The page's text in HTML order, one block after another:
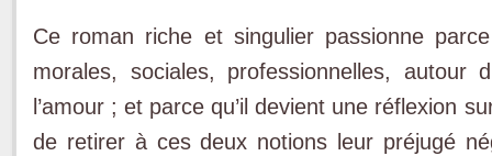
Ce roman riche et singulier passionne
morales, sociales, professionnelles,
l’amour ; et parce qu’il devient une réflexion
de retirer à ces deux notions leur préjugé